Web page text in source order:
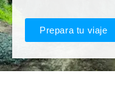
Prepara tu viaje